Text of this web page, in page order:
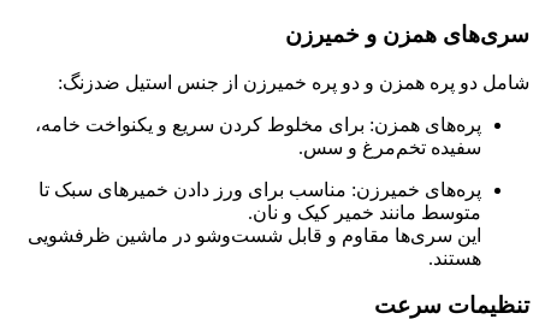
سری‌های همزن و خمیرزن
شامل دو پره همزن و دو پره خمیرزن از جنس استیل ضدزنگ:
پره‌های همزن: برای مخلوط کردن سریع و یکنواخت خامه،
سفیده تخم‌مرغ و سس.
پره‌های خمیرزن: مناسب برای ورز دادن خمیرهای سبک تا
متوسط مانند خمیر کیک و نان.
این سری‌ها مقاوم و قابل شست‌وشو در ماشین ظرفشویی
هستند.
تنظیمات سرعت